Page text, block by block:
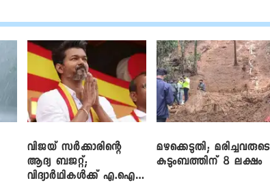
വിജയ് സർക്കാരിന്റെ
ആദ്യ ബജറ്റ്;
വിദ്യാർഥികൾക്ക് എ.ഐ
മഴക്കെടുതി; മരിച്ചവരുടെ
കുടുംബത്തിന് 8 ലക്ഷം